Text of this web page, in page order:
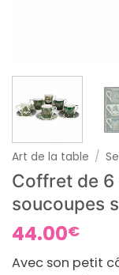
Art de la table /
Coffret de 6
soucoupes
44.00€
Avec son petit